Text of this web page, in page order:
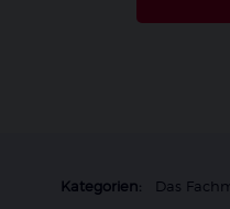
Kategorien: Das